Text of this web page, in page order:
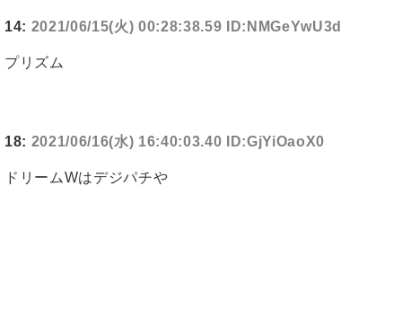
14: 2021/06/15(火) 00:28:38.59 ID:NMGeYwU3d
プリズム
18: 2021/06/16(水) 16:40:03.40 ID:GjYiOaoX0
ドリームWはデジパチや